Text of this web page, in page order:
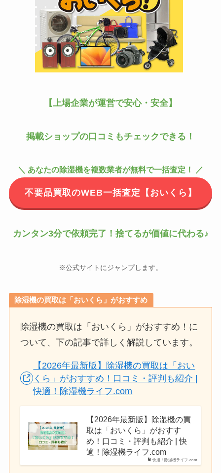
【上場企業が運営で安心・安全】
掲載ショップの口コミもチェックできる！
＼ あなたの除湿機を複数業者が無料で一括査定！ ／
不要品買取のWEB一括査定【おいくら】
カンタン3分で依頼完了！捨てるが価値に代わる♪
※公式サイトにジャンプします。
除湿機の買取は「おいくら」がおすすめ
除湿機の買取は「おいくら」がおすすめ！に
ついて、下の記事で詳しく解説しています。
【2026年最新版】除湿機の買取は「おい
くら」がおすすめ！口コミ・評判も紹介 |
快適！除湿機ライフ.com
快適！除湿機ライフ.com
【2026年最新版】除湿機の買
取は「おいくら」がおすす
め！口コミ・評判も紹介 | 快
適！除湿機ライフ.com